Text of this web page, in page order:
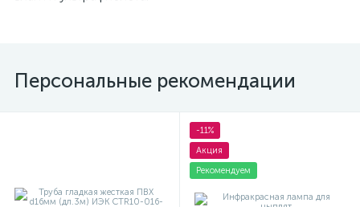
Персональные рекомендации
-11%
Акция
Рекомендуем